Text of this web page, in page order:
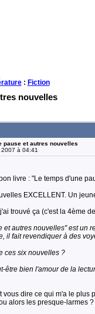
: Fiction
nouvelles
pause et autres nouvelles
à 04:41
livre : "Le temps d'une
EXCELLENT. Un
trouvé ça (c'est la 4ème
et autres nouvelles" est un
il fait revendiquer à des
ces six nouvelles ?
être bien l'amour de la
vous dire ce qui m'a le plus
alors les presque-larmes